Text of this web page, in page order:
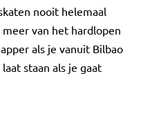
nooit helemaal
van het hardlopen
als je vanuit Bilbao
staan als je gaat